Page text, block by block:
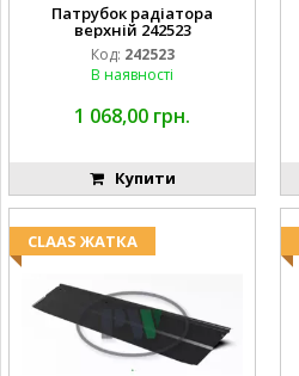
Патрубок радіатора
верхній 242523
Код: 242523
В наявності
1 068,00 грн.
Купити
CLAAS ЖАТКА